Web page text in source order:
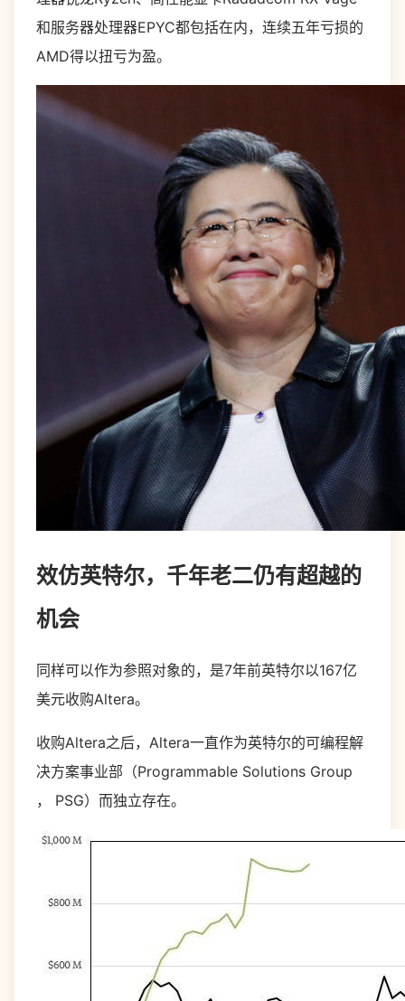
和服务器处理器EPYC都包括在内，连续五年亏损的
AMD得以扭亏为盈。
效仿英特尔，千年老二仍有超越的
机会
同样可以作为参照对象的，是7年前英特尔以167亿
美元收购Altera。
收购Altera之后，Altera一直作为英特尔的可编程解
决方案事业部（Programmable Solutions Group
， PSG）而独立存在。